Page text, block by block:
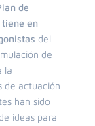
de
en
del
de
la
de actuación
han sido
ideas para